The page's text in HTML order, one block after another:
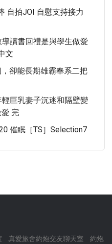
自拍JOI 自慰支持接力
讀書回禮是與學生做愛
文
卻能長期雄霸奉系二把
巨乳妻子沉迷和隔壁變
完
催眠［TS］selection7
真愛旅舍約炮交友聊天室
約炮